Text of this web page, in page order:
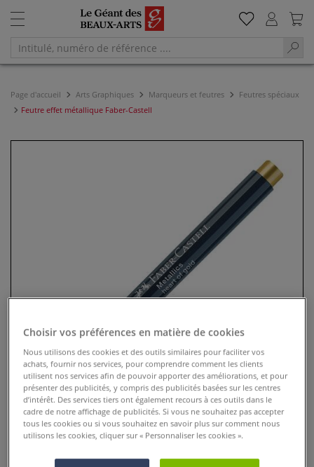
Page d'accueil Arts Graphiques Marqueurs et feutres
Feutres spéciaux
Feutre effet métallique Faber-Castell
Choisir vos préférences en matière de cookies
Nous utilisons des cookies et des outils similaires pour faciliter vos
achats, fournir nos services, pour comprendre comment les clients
utilisent nos services afin de pouvoir apporter des améliorations, et pour
présenter des publicités, y compris des publicités basées sur les centres
d’intérêt. Des services tiers ont également recours à ces outils dans le
cadre de notre affichage de publicités. Si vous ne souhaitez pas accepter
tous les cookies ou si vous souhaitez en savoir plus sur comment nous
utilisons les cookies, cliquer sur « Personnaliser les cookies ».